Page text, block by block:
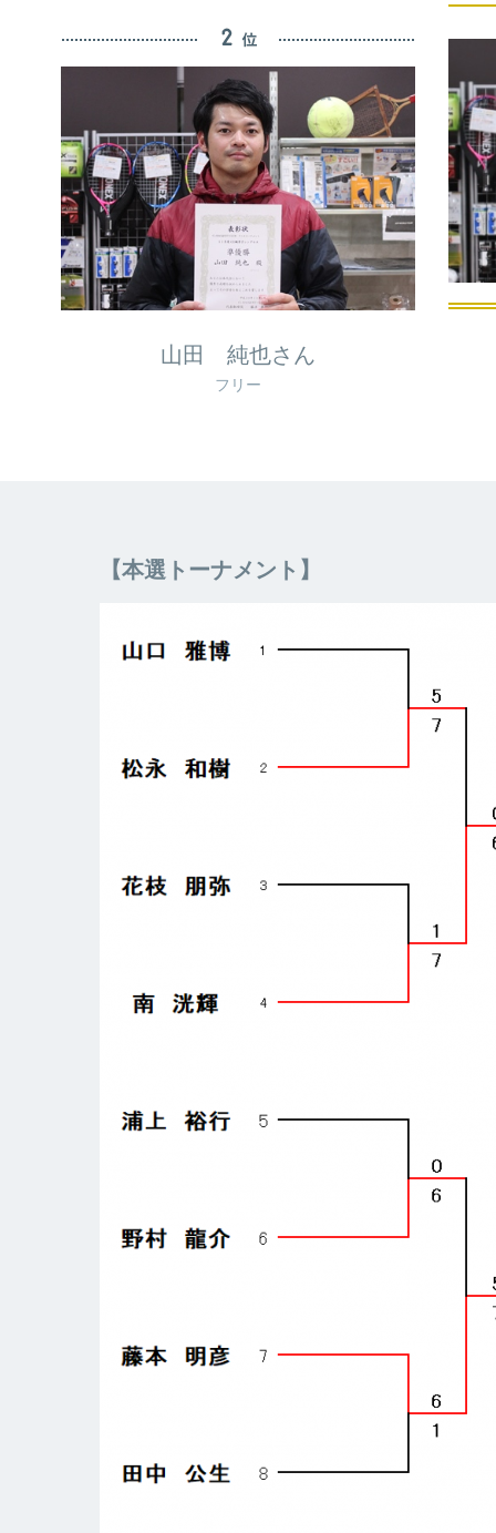
山田 純也さん
フリー
【本選トーナメント】